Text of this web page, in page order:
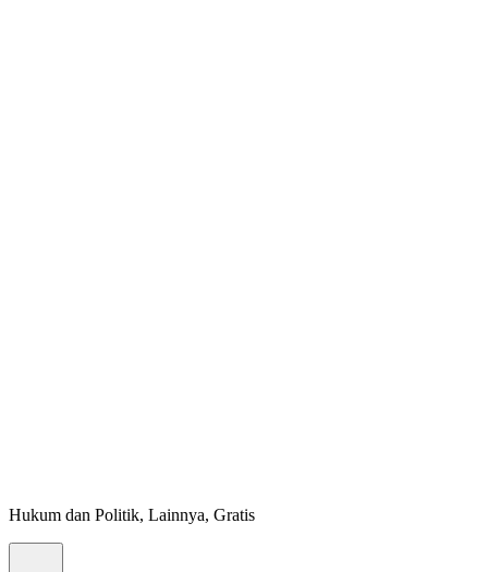
Hukum dan Politik, Lainnya, Gratis